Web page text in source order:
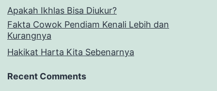
Apakah Ikhlas Bisa Diukur?
Fakta Cowok Pendiam Kenali Lebih dan
Kurangnya
Hakikat Harta Kita Sebenarnya
Recent Comments